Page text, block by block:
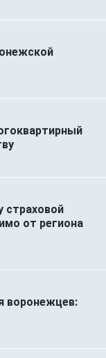
от региона
воронежцев: